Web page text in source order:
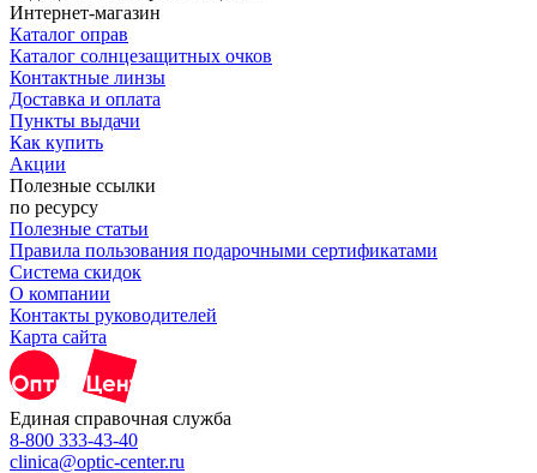
Интернет-магазин
Каталог оправ
Каталог солнцезащитных очков
Контактные линзы
Доставка и оплата
Пункты выдачи
Как купить
Акции
Полезные ссылки
по ресурсу
Полезные статьи
Правила пользования подарочными сертификатами
Система скидок
О компании
Контакты руководителей
Карта сайта
Единая справочная служба
8-800 333-43-40
clinica@optic-center.ru